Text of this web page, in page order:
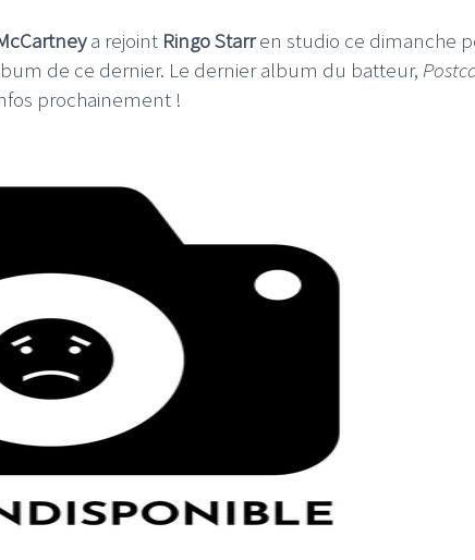
a rejoint Ringo Starren studio ce dimanche
de ce dernier. Le dernier album du batteur,
prochainement !